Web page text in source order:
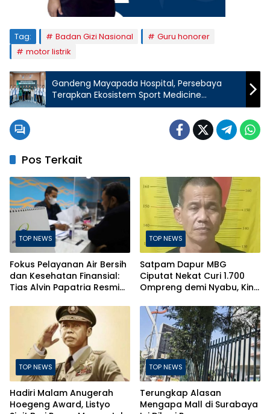
Tag: Badan Gizi Nasional
Guru honorer
motor listrik
Gandeng Mayapada Hospital, Persebaya
Terapkan Ekosistem Sport Medicine
Terintegrasi Pertama di Indonesia
Pos Terkait
TOP NEWS
Fokus Pelayanan Air Bersih
dan Kesehatan Finansial:
Tias Alvin Papatria Resmi
Minum Surabaya
TOP NEWS
Satpam Dapur MBG
Ciputat Nekat Curi 1.700
Ompreng demi Nyabu, Kini
TOP NEWS
Hadiri Malam Anugerah
Hoegeng Award, Listyo
TOP NEWS
Terungkap Alasan
Mengapa Mall di Surabaya